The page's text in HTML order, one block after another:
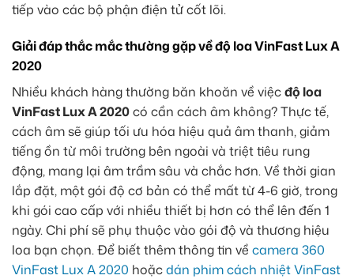
tiếp vào các bộ phận điện tử cốt lõi.
Giải đáp thắc mắc thường gặp về độ loa VinFast Lux A
2020
Nhiều khách hàng thường băn khoăn về việcđộ loa
VinFast Lux A 2020có cần cách âm không? Thực tế,
cách âm sẽ giúp tối ưu hóa hiệu quả âm thanh, giảm
tiếng ồn từ môi trường bên ngoài và triệt tiêu rung
động, mang lại âm trầm sâu và chắc hơn. Về thời gian
lắp đặt, một gói độ cơ bản có thể mất từ 4-6 giờ, trong
khi gói cao cấp với nhiều thiết bị hơn có thể lên đến 1
ngày. Chi phí sẽ phụ thuộc vào gói độ và thương hiệu
loa bạn chọn. Để biết thêm thông tin về camera 360
VinFast Lux A 2020 hoặcdán phim cách nhiệt VinFast